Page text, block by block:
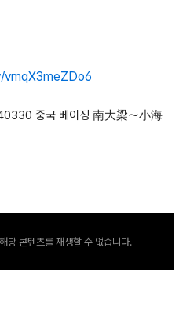
중국 베이징 南大梁～小海
당 콘텐츠를 재생할 수 없습니다.